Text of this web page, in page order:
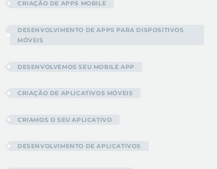
CRIAÇÃO DE APPS MOBILE
DESENVOLVIMENTO DE APPS PARA DISPOSITIVOS
MÓVEIS
DESENVOLVEMOS SEU MOBILE APP
CRIAÇÃO DE APLICATIVOS MÓVEIS
CRIAMOS O SEU APLICATIVO
DESENVOLVIMENTO DE APLICATIVOS